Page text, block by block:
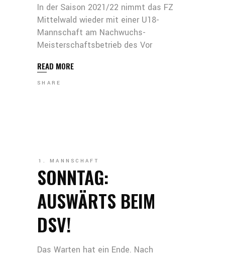
In der Saison 2021/22 nimmt das FZ
Mittelwald wieder mit einer U18-
Mannschaft am Nachwuchs-
Meisterschaftsbetrieb des Vor
READ MORE
SHARE
1. MANNSCHAFT
SONNTAG:
AUSWÄRTS BEIM
DSV!
Das Warten hat ein Ende. Nach